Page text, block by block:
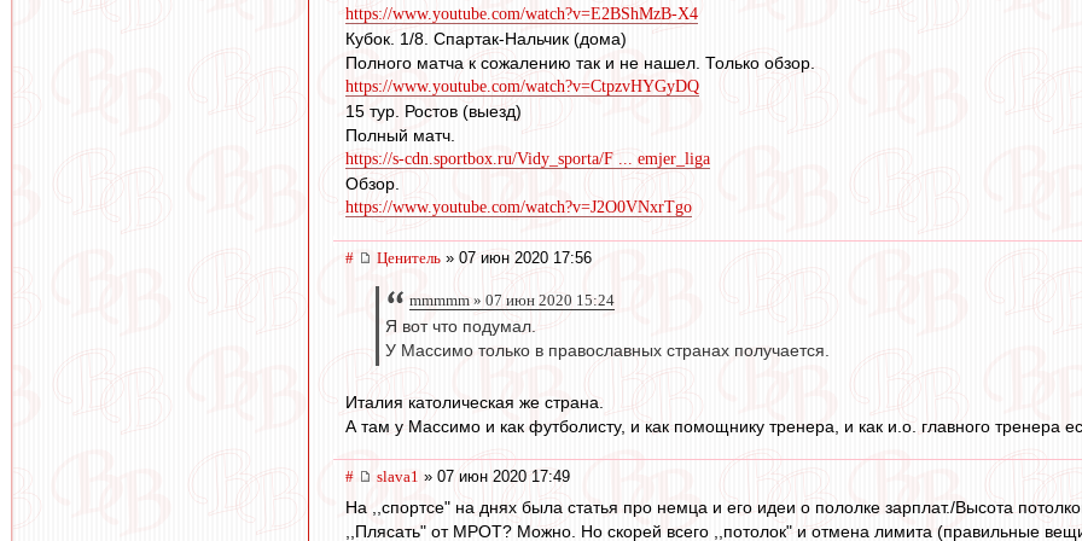
https://www.youtube.com/watch?v=E2BShMzB-X4
Кубок. 1/8. Спартак-Нальчик (дома)
Полного матча к сожалению так и не нашел. Только обзор.
https://www.youtube.com/watch?v=CtpzvHYGyDQ
15 тур. Ростов (выезд)
Полный матч.
https://s-cdn.sportbox.ru/Vidy_sporta/F ... emjer_liga
Обзор.
https://www.youtube.com/watch?v=J2O0VNxrTgo
# Ценитель » 07 июн 2020 17:56
mmmmm » 07 июн 2020 15:24
Я вот что подумал.
У Массимо только в православных странах получается.
Италия католическая же страна.
А там у Массимо и как футболисту, и как помощнику тренера, и как и.о. главного тренера
# slava1 » 07 июн 2020 17:49
На ,,спортсе" на днях была статья про немца и его идеи о пололке зарплат./Высота
,,Плясать" от МРОТ? Можно. Но скорей всего ,,потолок" и отмена лимита (правильные